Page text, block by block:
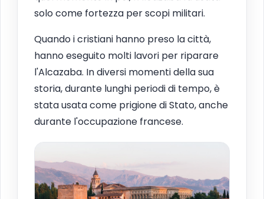
solo come fortezza per scopi militari.
Quando i cristiani hanno preso la città,
hanno eseguito molti lavori per riparare
l'Alcazaba. In diversi momenti della sua
storia, durante lunghi periodi di tempo, è
stata usata come prigione di Stato, anche
durante l'occupazione francese.